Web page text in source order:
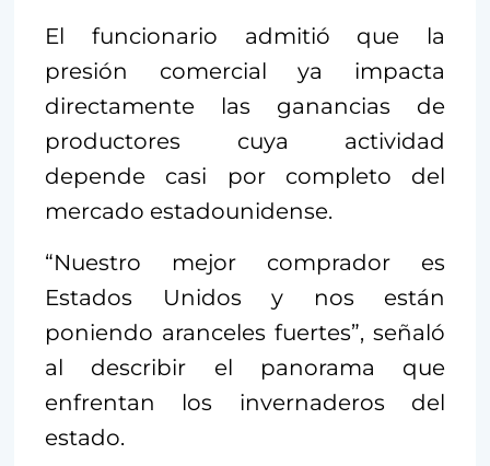
El funcionario admitió que la
presión comercial ya impacta
directamente las ganancias de
productores cuya actividad
depende casi por completo del
mercado estadounidense.
“Nuestro mejor comprador es
Estados Unidos y nos están
poniendo aranceles fuertes”, señaló
al describir el panorama que
enfrentan los invernaderos del
estado.